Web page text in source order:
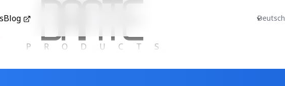
Blog Sprache
PRODUCTS